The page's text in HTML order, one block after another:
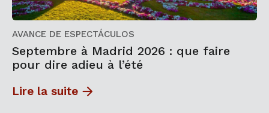
AVANCE DE ESPECTÁCULOS
Septembre à Madrid 2026 : que faire
pour dire adieu à l’été
Lire la suite